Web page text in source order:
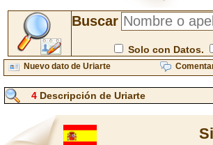
Buscar
Solo con Datos.
Nuevo dato de Uriarte
4 Descripción de Uriarte